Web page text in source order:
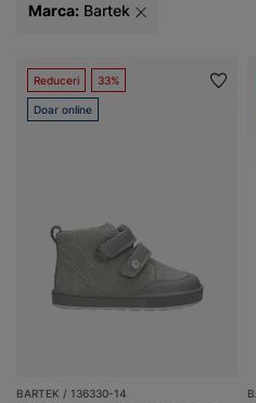
Marca: Bartek
Reduceri 33%
Doar online
BARTEK / 136330-14